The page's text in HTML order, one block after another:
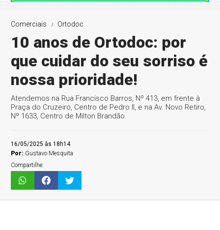
Comerciais Ortodoc
10 anos de Ortodoc: por
que cuidar do seu sorriso é
nossa prioridade!
Atendemos na Rua Francisco Barros, Nº 413, em frente à
Praça do Cruzeiro, Centro de Pedro II, e na Av. Novo Retiro,
Nº 1633, Centro de Milton Brandão.
16/05/2025 às 18h14
Por: Gustavo Mesquita
Compartilhe: